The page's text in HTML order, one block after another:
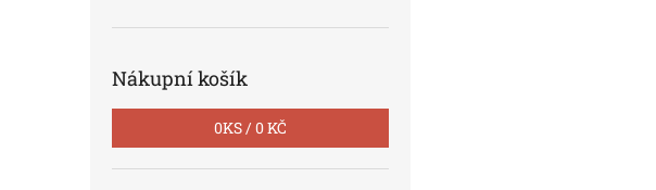
Nákupní košík
0KS / 0 KČ